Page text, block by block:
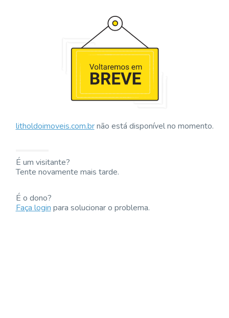
litholdoimoveis.com.brnão está disponível no momento.
É um visitante?
Tente novamente mais tarde.
É o dono?
Faça loginpara solucionar o problema.